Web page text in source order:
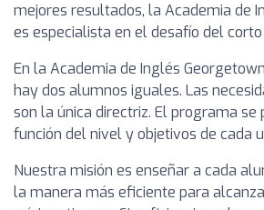
mejores resultados, la Academia de
es especialista en el desafío del
En la Academia de Inglés
hay dos alumnos iguales. Las
son la única directriz. El programa se
función del nivel y objetivos de cada
Nuestra misión es enseñar a cada
la manera más eficiente para